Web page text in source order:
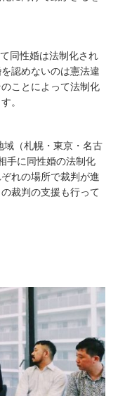
同性婚は法制化され
認めないのは憲法違
ことによって法制化
。
（札幌・東京・名古
手に同性婚の法制化
れの場所で裁判が進
裁判の支援も行って